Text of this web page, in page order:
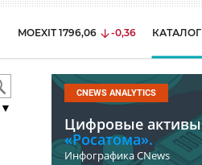
MOEXIT 1796,06 -0,36 КАТАЛОГ
▼
CNEWS ANALYTICS
Цифровые активы
«Росатома».
Инфографика CNews